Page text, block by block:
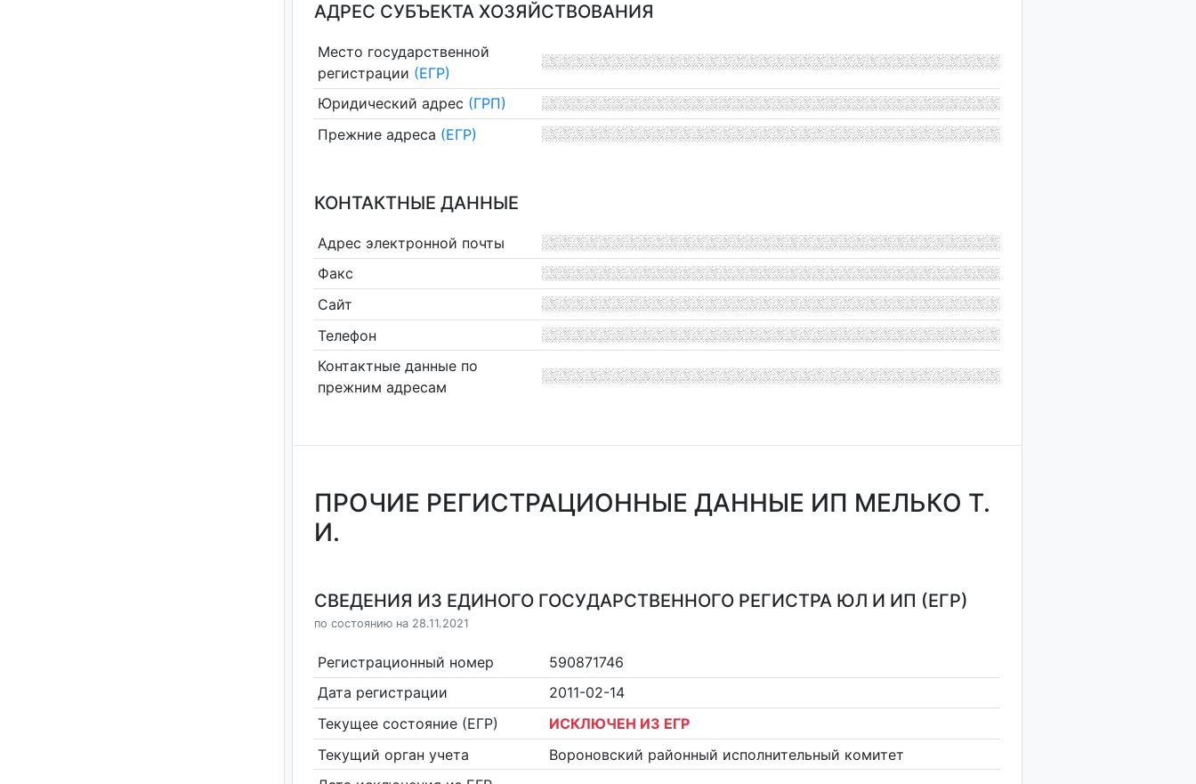
АДРЕС СУБЪЕКТА ХОЗЯЙСТВОВАНИЯ
Место государственной
регистрации (ЕГР)
Юридический адрес (ГРП)
Прежние адреса (ЕГР)
КОНТАКТНЫЕ ДАННЫЕ
Адрес электронной почты
Факс
Сайт
Телефон
Контактные данные по
прежним адресам
ПРОЧИЕ РЕГИСТРАЦИОННЫЕ ДАННЫЕ ИП МЕЛЬКО Т.
И.
СВЕДЕНИЯ ИЗ ЕДИНОГО ГОСУДАРСТВЕННОГО РЕГИСТРА ЮЛ И ИП (ЕГР)
по состоянию на 28.11.2021
Регистрационный номер
590871746
Дата регистрации
2011-02-14
Текущее состояние (ЕГР)
ИСКЛЮЧЕН ИЗ ЕГР
Текущий орган учета
Вороновский районный исполнительный комитет